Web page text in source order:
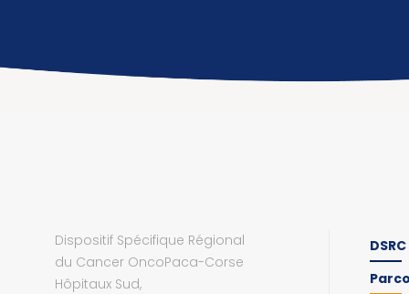
Dispositif Spécifique Régional
du Cancer OncoPaca-Corse
Hôpitaux Sud,
DSRC